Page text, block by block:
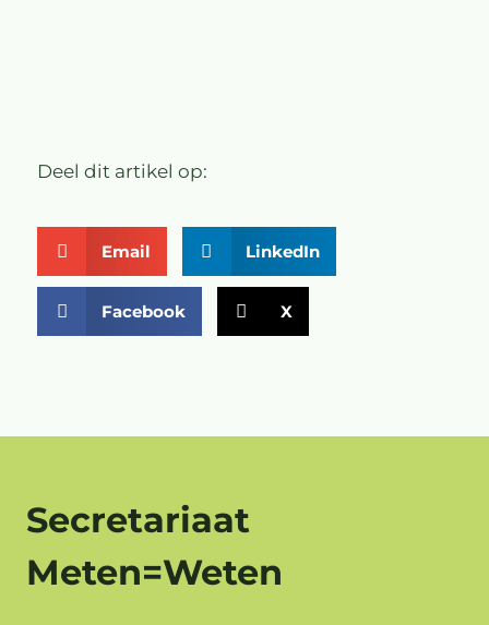
Deel dit artikel op:
Email LinkedIn
Facebook X
Secretariaat
Meten=Weten